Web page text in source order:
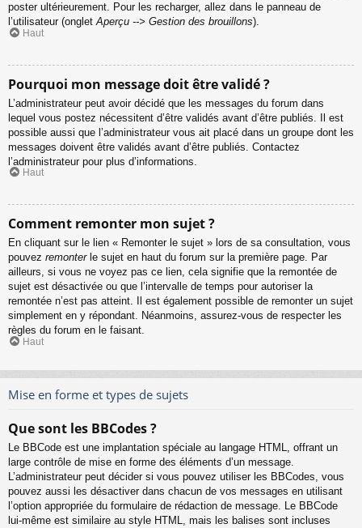
poster ultérieurement. Pour les recharger, allez dans le panneau de
l’utilisateur (ongletAperçu --> Gestion des brouillons).
Haut
Pourquoi mon message doit être validé ?
L’administrateur peut avoir décidé que les messages du forum dans
lequel vous postez nécessitent d’être validés avant d’être publiés. Il est
possible aussi que l’administrateur vous ait placé dans un groupe dont les
messages doivent être validés avant d’être publiés. Contactez
l’administrateur pour plus d’informations.
Haut
Comment remonter mon sujet ?
En cliquant sur le lien « Remonter le sujet » lors de sa consultation, vous
pouvez remonterle sujet en haut du forum sur la première page. Par
ailleurs, si vous ne voyez pas ce lien, cela signifie que la remontée de
sujet est désactivée ou que l’intervalle de temps pour autoriser la
remontée n’est pas atteint. Il est également possible de remonter un sujet
simplement en y répondant. Néanmoins, assurez-vous de respecter les
règles du forum en le faisant.
Haut
Mise en forme et types de sujets
Que sont les BBCodes ?
Le BBCode est une implantation spéciale au langage HTML, offrant un
large contrôle de mise en forme des éléments d’un message.
L’administrateur peut décider si vous pouvez utiliser les BBCodes, vous
pouvez aussi les désactiver dans chacun de vos messages en utilisant
l’option appropriée du formulaire de rédaction de message. Le BBCode
lui-même est similaire au style HTML, mais les balises sont incluses